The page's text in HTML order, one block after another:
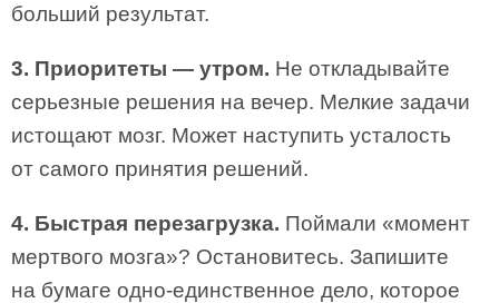
больший результат.
3. Приоритеты — утром. Не откладывайте
серьезные решения на вечер. Мелкие задачи
истощают мозг. Может наступить усталость
от самого принятия решений.
4. Быстрая перезагрузка. Поймали «момент
мертвого мозга»? Остановитесь. Запишите
на бумаге одно-единственное дело, которое